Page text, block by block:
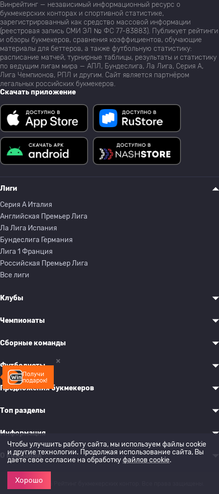
Получи
подарок!
Винрейтинг — независимый информационный ресурс о
букмекерских конторах и спортивной статистике,
зарегистрированный как средство массовой информации
(реестровая запись СМИ ЭЛ № ФС 77-83883). Публикует рейтинги
и обзоры букмекеров, сравнения коэффициентов, обучающие
материалы для беттеров, а также футбольную статистику:
расписание матчей, турнирные таблицы, результаты и статистику
по ведущим лигам мира — АПЛ, Бундеслига, Ла Лига, Серия А,
Лига Чемпионов, РПЛ и другим. Сайт является партнёром
легальных российских букмекеров.
Скачать приложение
Лиги
Серия A Италия
Английская Премьер Лига
Ла Лига Испания
Бундеслига Германия
Лига 1 Франция
Российская Премьер Лига
Все лиги
Клубы
Чемпионаты
Сборные команды
Футболисты
Предложения букмекеров
Топ разделы
Информация
О компании
© 2022-2026 Рейтинг букмекерских контор. Все права защищены.
Чтобы улучшить работу сайта, мы используем файлы cookie
и другие технологии. Продолжая использование сайта, Вы
даете свое согласие на обработкуфайлов cookie.
Хорошо